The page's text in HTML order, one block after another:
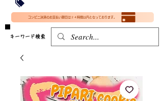
​(35000円（税込）未満のご購入は全国送料890円（沖縄・北海道除く）（梱包手数料込み）
コンビニ決済のお支払い期日は２４時間以内となっております。
​キーワード検索